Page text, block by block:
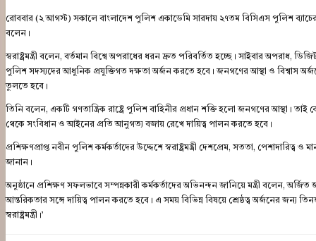
রোববার (২ আগস্ট) সকালে বাংলাদেশ পুলিশ একাডেমি সারদায় ২৭তম বিসিএস পুলিশ
বলেন।
স্বরাষ্ট্রমন্ত্রী বলেন, বর্তমান বিশ্বে অপরাধের ধরন দ্রুত পরিবর্তিত হচ্ছে। সাইবার অপরাধ,
পুলিশ সদস্যদের আধুনিক প্রযুক্তিগত দক্ষতা অর্জন করতে হবে। জনগণের আস্থা ও বিশ্বাস
তুলতে হবে।
তিনি বলেন, একটি গণতান্ত্রিক রাষ্ট্রে পুলিশ বাহিনীর প্রধান শক্তি হলো জনগণের আস্থা। তাই
থেকে সংবিধান ও আইনের প্রতি আনুগত্য বজায় রেখে দায়িত্ব পালন করতে হবে।
প্রশিক্ষণপ্রাপ্ত নবীন পুলিশ কর্মকর্তাদের উদ্দেশে স্বরাষ্ট্রমন্ত্রী দেশপ্রেম, সততা,
জানান।
অনুষ্ঠানে প্রশিক্ষণ সফলভাবে সম্পন্নকারী কর্মকর্তাদের অভিনন্দন জানিয়ে মন্ত্রী বলেন,
আন্তরিকতার সঙ্গে দায়িত্ব পালন করতে হবে। এ সময় বিভিন্ন বিষয়ে শ্রেষ্ঠত্ব অর্জনের জন্য
স্বরাষ্ট্রমন্ত্রী।’